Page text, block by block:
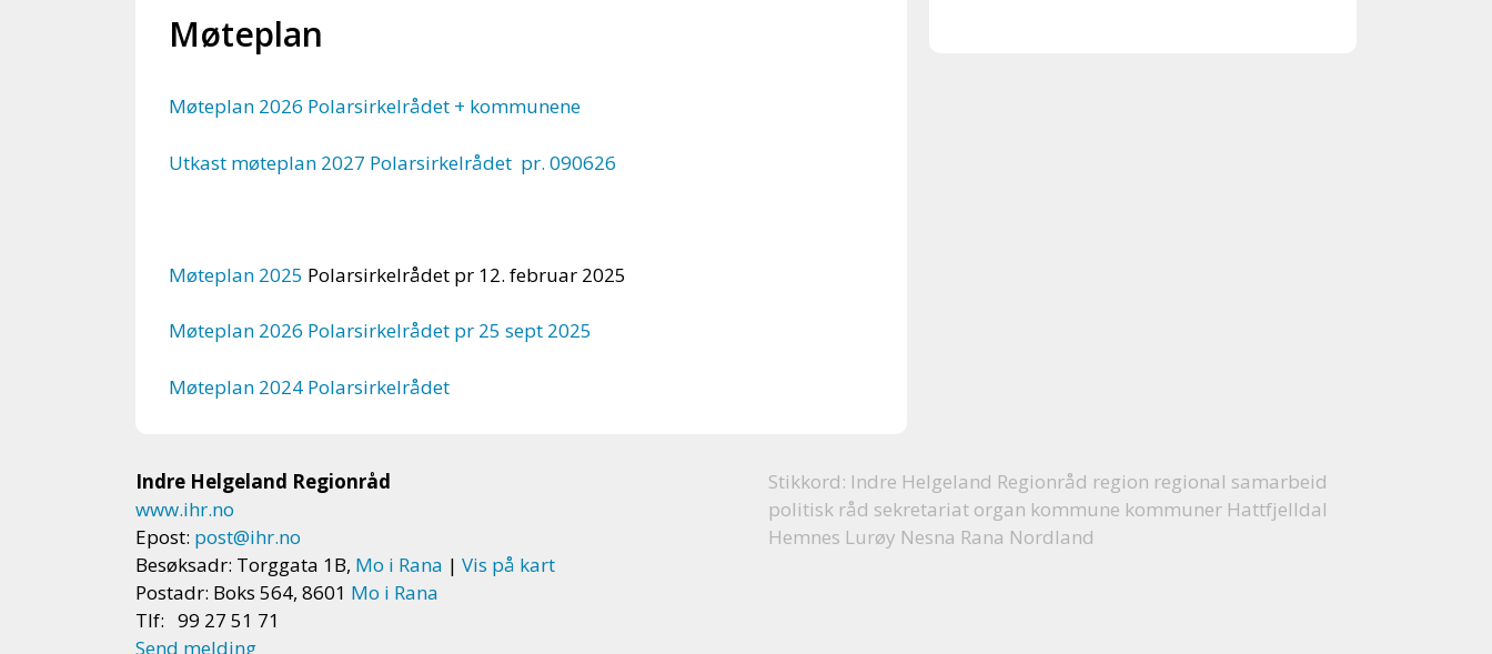
Møteplan
Møteplan 2026 Polarsirkelrådet + kommunene
Utkast møteplan 2027 Polarsirkelrådet pr. 090626
Møteplan 2025 Polarsirkelrådet pr 12. februar 2025
Møteplan 2026 Polarsirkelrådet pr 25 sept 2025
Møteplan 2024 Polarsirkelrådet
Indre Helgeland Regionråd
www.ihr.no
Epost: post@ihr.no
Besøksadr: Torggata 1B, Mo i Rana | Vis på kart
Postadr: Boks 564, 8601 Mo i Rana
Tlf: 99 27 51 71
Send melding
Stikkord: Indre Helgeland Regionråd region regional samarbeid
politisk råd sekretariat organ kommune kommuner Hattfjelldal
Hemnes Lurøy Nesna Rana Nordland